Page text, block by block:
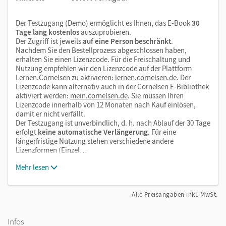
Der Testzugang (Demo) ermöglicht es Ihnen, das E-Book30
Tage lang kostenlosauszuprobieren.
Der Zugriff ist jeweilsauf eine Person beschränkt.
Nachdem Sie den Bestellprozess abgeschlossen haben,
erhalten Sie einen Lizenzcode. Für die Freischaltung und
Nutzung empfehlen wir den Lizenzcode auf der Plattform
Lernen.Cornelsen zu aktivieren: lernen.cornelsen.de. Der
Lizenzcode kann alternativ auch in der Cornelsen E-Bibliothek
aktiviert werden: mein.cornelsen.de. Sie müssen Ihren
Lizenzcode innerhalb von 12 Monaten nach Kauf einlösen,
damit er nicht verfällt.
Der Testzugang ist unverbindlich, d. h. nach Ablauf der 30 Tage
erfolgt keine automatische Verlängerung. Für eine
längerfristige Nutzung stehen verschiedene andere
Lizenzformen (Einzel…
Mehr lesen
Alle Preisangaben inkl. MwSt.
Infos